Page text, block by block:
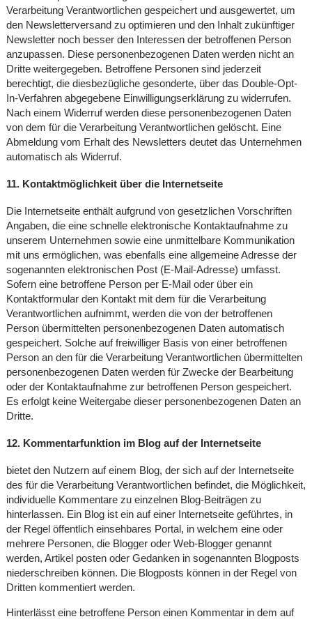
Verarbeitung Verantwortlichen gespeichert und ausgewertet, um
den Newsletterversand zu optimieren und den Inhalt zukünftiger
Newsletter noch besser den Interessen der betroffenen Person
anzupassen. Diese personenbezogenen Daten werden nicht an
Dritte weitergegeben. Betroffene Personen sind jederzeit
berechtigt, die diesbezügliche gesonderte, über das Double-Opt-
In-Verfahren abgegebene Einwilligungserklärung zu widerrufen.
Nach einem Widerruf werden diese personenbezogenen Daten
von dem für die Verarbeitung Verantwortlichen gelöscht. Eine
Abmeldung vom Erhalt des Newsletters deutet das Unternehmen
automatisch als Widerruf.
11. Kontaktmöglichkeit über die Internetseite
Die Internetseite enthält aufgrund von gesetzlichen Vorschriften
Angaben, die eine schnelle elektronische Kontaktaufnahme zu
unserem Unternehmen sowie eine unmittelbare Kommunikation
mit uns ermöglichen, was ebenfalls eine allgemeine Adresse der
sogenannten elektronischen Post (E-Mail-Adresse) umfasst.
Sofern eine betroffene Person per E-Mail oder über ein
Kontaktformular den Kontakt mit dem für die Verarbeitung
Verantwortlichen aufnimmt, werden die von der betroffenen
Person übermittelten personenbezogenen Daten automatisch
gespeichert. Solche auf freiwilliger Basis von einer betroffenen
Person an den für die Verarbeitung Verantwortlichen übermittelten
personenbezogenen Daten werden für Zwecke der Bearbeitung
oder der Kontaktaufnahme zur betroffenen Person gespeichert.
Es erfolgt keine Weitergabe dieser personenbezogenen Daten an
Dritte.
12. Kommentarfunktion im Blog auf der Internetseite
bietet den Nutzern auf einem Blog, der sich auf der Internetseite
des für die Verarbeitung Verantwortlichen befindet, die Möglichkeit,
individuelle Kommentare zu einzelnen Blog-Beiträgen zu
hinterlassen. Ein Blog ist ein auf einer Internetseite geführtes, in
der Regel öffentlich einsehbares Portal, in welchem eine oder
mehrere Personen, die Blogger oder Web-Blogger genannt
werden, Artikel posten oder Gedanken in sogenannten Blogposts
niederschreiben können. Die Blogposts können in der Regel von
Dritten kommentiert werden.
Hinterlässt eine betroffene Person einen Kommentar in dem auf